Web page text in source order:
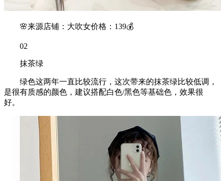
🌸来源店铺：大吹女价格：139💰
02
抹茶绿
绿色这两年一直比较流行，这次带来的抹茶绿比较低调，
是很有质感的颜色，建议搭配白色/黑色等基础色，效果很
好。